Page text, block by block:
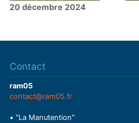
20 décembre 2024
Contact
ram05
contact@ram05.fr
• "La Manutention"